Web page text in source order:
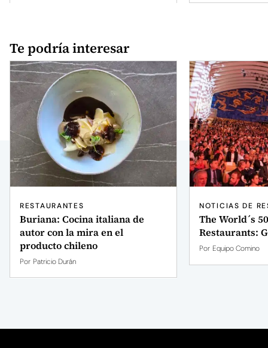
Te podría interesar
RESTAURANTES
Buriana: Cocina italiana de
autor con la mira en el
producto chileno
Por Patricio Durán
NOTICIAS DE
The World´s
Restaurants:
Por Equipo Comino